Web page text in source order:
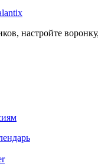
настройте